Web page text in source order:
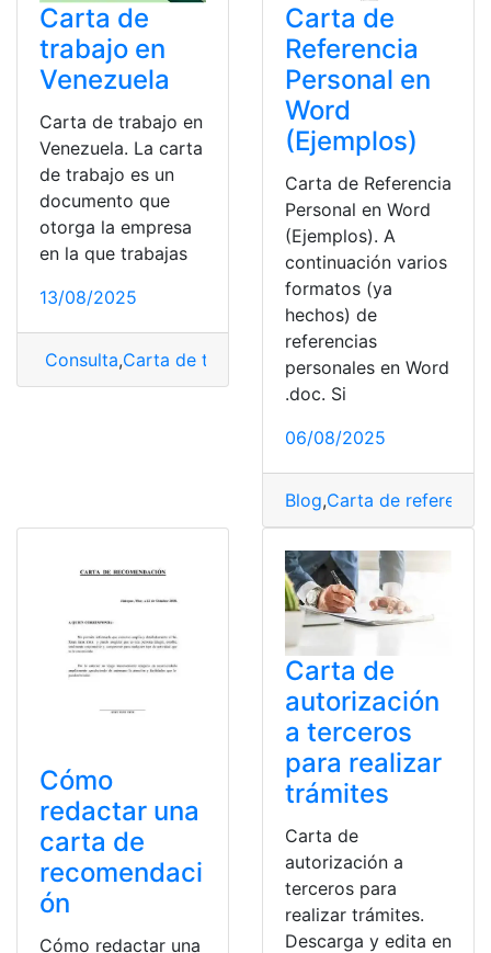
Carta de
trabajo en
Venezuela
Carta de trabajo en
Venezuela. La carta
de trabajo es un
documento que
otorga la empresa
en la que trabajas
13/08/2025
Consulta,Carta de trabajo en Venezuela Certificado
Carta de
Referencia
Personal en
Word
(Ejemplos)
Carta de Referencia
Personal en Word
(Ejemplos). A
continuación varios
formatos (ya
hechos) de
referencias
personales en Word
.doc. Si
06/08/2025
Blog,Carta de referencia
Cómo
redactar una
carta de
recomendaci
ón
Cómo redactar una
Carta de
autorización
a terceros
para realizar
trámites
Carta de
autorización a
terceros para
realizar trámites.
Descarga y edita en